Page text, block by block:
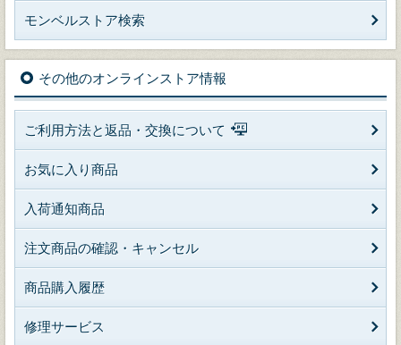
モンベルストア検索
その他のオンラインストア情報
ご利用方法と返品・交換について
お気に入り商品
入荷通知商品
注文商品の確認・キャンセル
商品購入履歴
修理サービス